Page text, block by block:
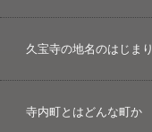
久宝寺の地名のはじまり
寺内町とはどんな町か